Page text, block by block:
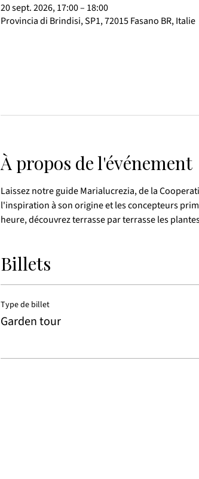
20 sept. 2026, 17:00 – 18:00
Provincia di Brindisi, SP1, 72015 Fasano BR, Italie
À propos de l'événement
Laissez notre guide Marialucrezia, de la
l'inspiration à son origine et les concepteurs
heure, découvrez terrasse par terrasse les
Billets
Type de billet
Garden tour